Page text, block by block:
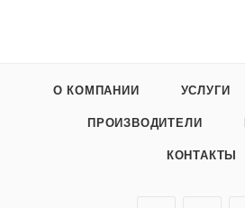
О КОМПАНИИ УСЛУГИ
ПРОИЗВОДИТЕЛИ
КОНТАКТЫ